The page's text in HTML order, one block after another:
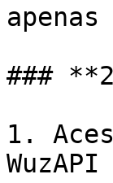
###
1.
WuzAPI